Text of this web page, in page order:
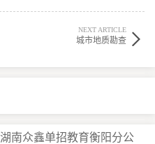
NEXT ARTICLE
城市地质勘查
湖南众鑫单招教育衡阳分公